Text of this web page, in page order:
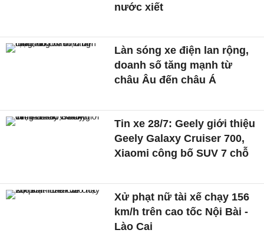
nước xiết
Làn sóng xe điện lan rộng,
doanh số tăng mạnh từ
châu Âu đến châu Á
Tin xe 28/7: Geely giới thiệu
Geely Galaxy Cruiser 700,
Xiaomi công bố SUV 7 chỗ
Xử phạt nữ tài xế chạy 156
km/h trên cao tốc Nội Bài -
Lào Cai